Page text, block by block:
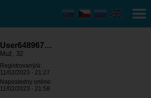
User648967…
Muž, 32
Registrovaný/á:
11/02/2023 - 21:27
Naposledny online:
11/02/2023 - 21:58